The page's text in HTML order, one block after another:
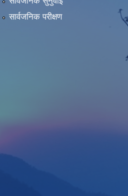
सार्वजनिक परीक्षण